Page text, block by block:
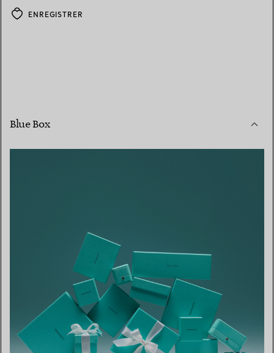
ENREGISTRER
Blue Box